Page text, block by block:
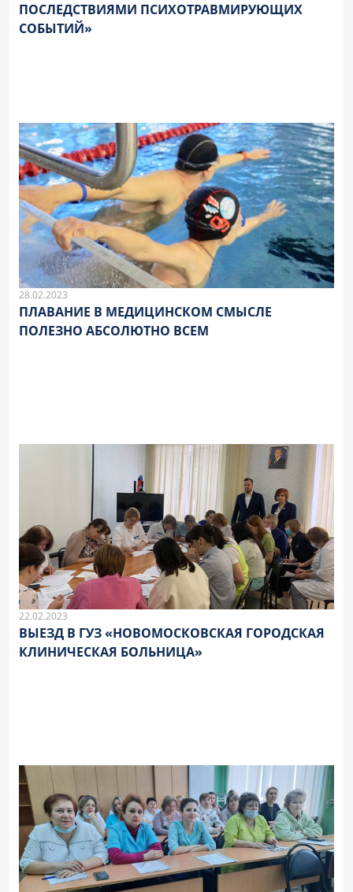
ПОСЛЕДСТВИЯМИ ПСИХОТРАВМИРУЮЩИХ
СОБЫТИЙ»
28.02.2023
ПЛАВАНИЕ В МЕДИЦИНСКОМ СМЫСЛЕ
ПОЛЕЗНО АБСОЛЮТНО ВСЕМ
22.02.2023
ВЫЕЗД В ГУЗ «НОВОМОСКОВСКАЯ ГОРОДСКАЯ
КЛИНИЧЕСКАЯ БОЛЬНИЦА»